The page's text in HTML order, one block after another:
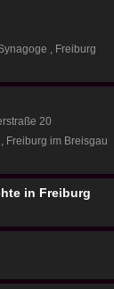
Freiburg
20
Freiburg im Breisgau
in Freiburg